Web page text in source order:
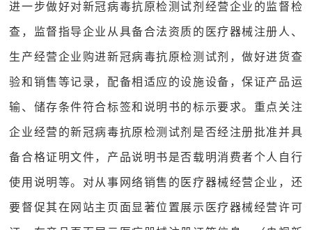
进一步做好对新冠病毒抗原检测试剂经营企业的监督检
查，监督指导企业从具备合法资质的医疗器械注册人、
生产经营企业购进新冠病毒抗原检测试剂，做好进货查
验和销售等记录，配备相适应的设施设备，保证产品运
输、储存条件符合标签和说明书的标示要求。重点关注
企业经营的新冠病毒抗原检测试剂是否经注册批准并具
备合格证明文件，产品说明书是否载明消费者个人自行
使用说明等。对从事网络销售的医疗器械经营企业，还
要督促其在网站主页面显著位置展示医疗器械经营许可